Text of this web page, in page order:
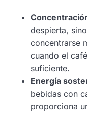
despierta,
concentrarse
cuando el
suficiente.
Energía
bebidas con
proporciona